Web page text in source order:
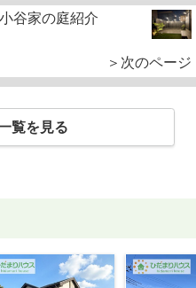
小谷家の庭紹介
＞次のページ
覧を見る